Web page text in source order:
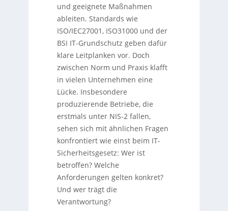
und geeignete Maßnahmen
ableiten. Standards wie
ISO/IEC27001, ISO31000 und der
BSI IT-Grundschutz geben dafür
klare Leitplanken vor. Doch
zwischen Norm und Praxis klafft
in vielen Unternehmen eine
Lücke. Insbesondere
produzierende Betriebe, die
erstmals unter NIS-2 fallen,
sehen sich mit ähnlichen Fragen
konfrontiert wie einst beim IT-
Sicherheitsgesetz: Wer ist
betroffen? Welche
Anforderungen gelten konkret?
Und wer trägt die
Verantwortung?